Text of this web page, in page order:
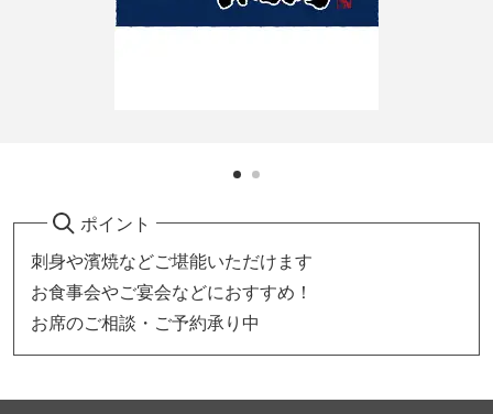
ポイント
刺身や濱焼などご堪能いただけます
お食事会やご宴会などにおすすめ！
お席のご相談・ご予約承り中